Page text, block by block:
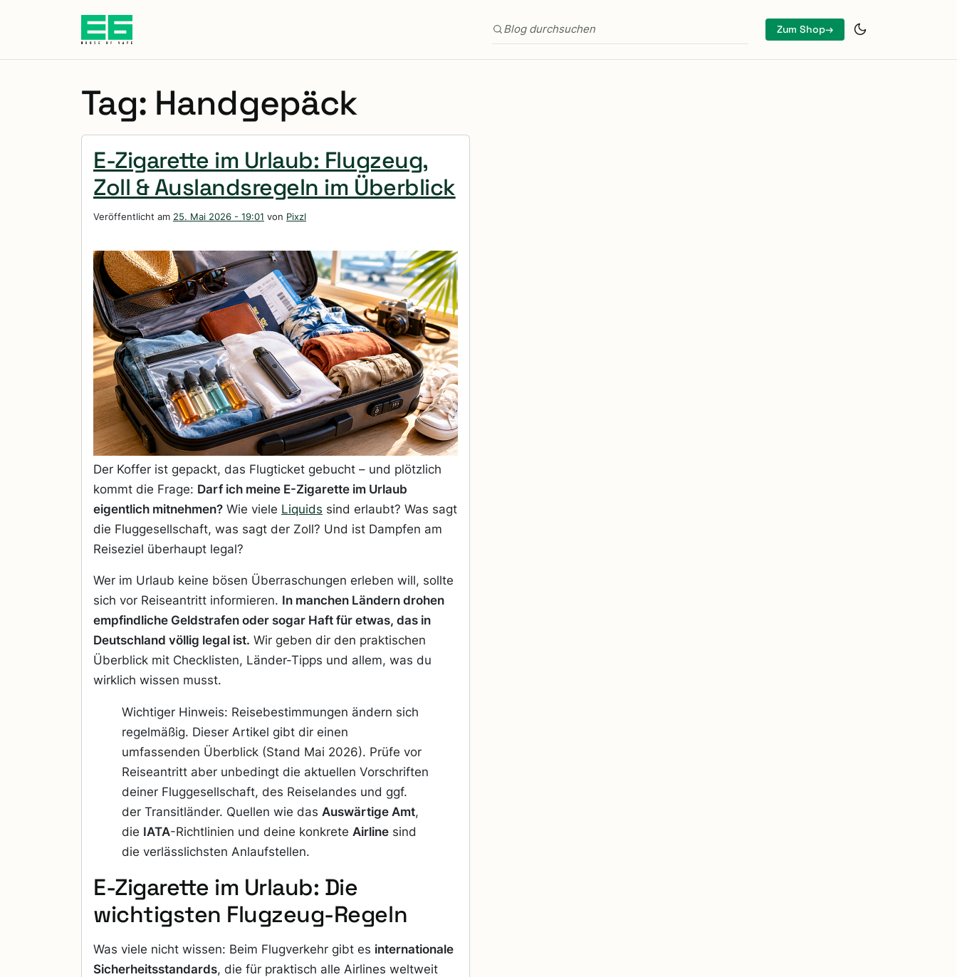
Zum Hauptinhalt springen
Zum Shop→
Blog durchsuchen
Tag: Handgepäck
E-Zigarette im Urlaub: Flugzeug,
Zoll & Auslandsregeln im Überblick
Veröffentlicht am 25. Mai 2026 - 19:01 von Pixzl
Der Koffer ist gepackt, das Flugticket gebucht – und plötzlich
kommt die Frage: Darf ich meine E-Zigarette im Urlaub
eigentlich mitnehmen? Wie viele Liquids sind erlaubt? Was sagt
die Fluggesellschaft, was sagt der Zoll? Und ist Dampfen am
Reiseziel überhaupt legal?
Wer im Urlaub keine bösen Überraschungen erleben will, sollte
sich vor Reiseantritt informieren. In manchen Ländern drohen
empfindliche Geldstrafen oder sogar Haft für etwas, das in
Deutschland völlig legal ist. Wir geben dir den praktischen
Überblick mit Checklisten, Länder-Tipps und allem, was du
wirklich wissen musst.
Wichtiger Hinweis: Reisebestimmungen ändern sich
regelmäßig. Dieser Artikel gibt dir einen
umfassenden Überblick (Stand Mai 2026). Prüfe vor
Reiseantritt aber unbedingt die aktuellen Vorschriften
deiner Fluggesellschaft, des Reiselandes und ggf.
der Transitländer. Quellen wie das Auswärtige Amt,
die IATA-Richtlinien und deine konkrete Airline sind
die verlässlichsten Anlaufstellen.
E-Zigarette im Urlaub: Die
wichtigsten Flugzeug-Regeln
Was viele nicht wissen: Beim Flugverkehr gibt es internationale
Sicherheitsstandards, die für praktisch alle Airlines weltweit